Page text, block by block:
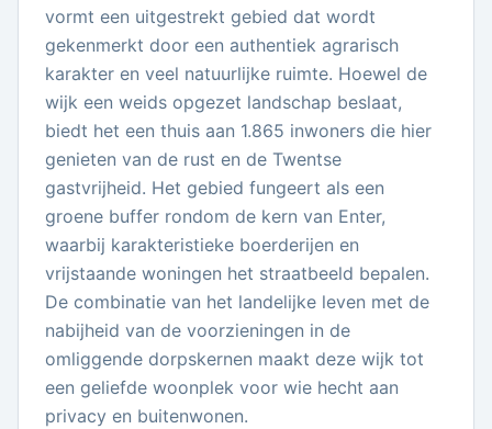
vormt een uitgestrekt gebied dat wordt
gekenmerkt door een authentiek agrarisch
karakter en veel natuurlijke ruimte. Hoewel de
wijk een weids opgezet landschap beslaat,
biedt het een thuis aan 1.865 inwoners die hier
genieten van de rust en de Twentse
gastvrijheid. Het gebied fungeert als een
groene buffer rondom de kern van Enter,
waarbij karakteristieke boerderijen en
vrijstaande woningen het straatbeeld bepalen.
De combinatie van het landelijke leven met de
nabijheid van de voorzieningen in de
omliggende dorpskernen maakt deze wijk tot
een geliefde woonplek voor wie hecht aan
privacy en buitenwonen.